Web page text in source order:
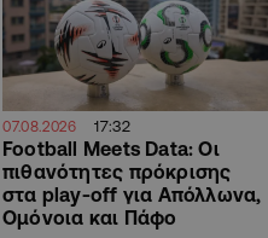
07.08.2026 17:32
Football Meets Data: Οι
πιθανότητες πρόκρισης
στα play-off για Απόλλωνα,
Ομόνοια και Πάφο